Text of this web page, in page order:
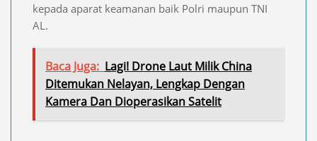
kepada aparat keamanan baik Polri maupun TNI
AL.
Baca Juga: Lagi! Drone Laut Milik China
Ditemukan Nelayan, Lengkap Dengan
Kamera Dan Dioperasikan Satelit